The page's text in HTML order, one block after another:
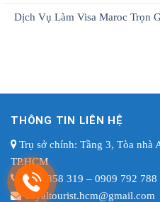
Dịch Vụ Làm Visa Maroc Trọn
THÔNG TIN LIÊN HỆ
Trụ sở chính: Tầng 3, Tòa nhà
TP.HCM
0909 858 319 – 0909 792 788
royaltourist.hcm@gmail.com